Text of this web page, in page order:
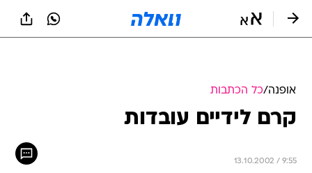
אופנה/כל הכתבות
קרם לידיים עובדות
13.10.2002 / 9:55